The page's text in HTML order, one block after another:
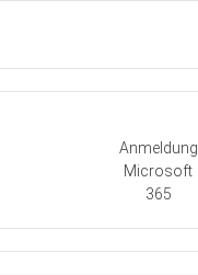
Anmeldung
Microsoft
365